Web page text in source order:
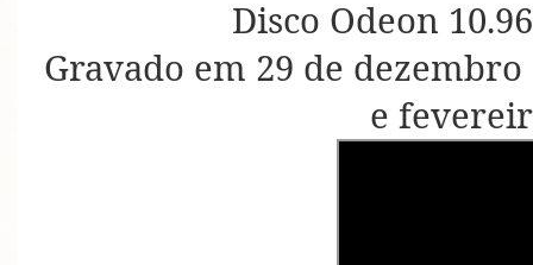
Disco Odeon
Gravado em 29 de
e